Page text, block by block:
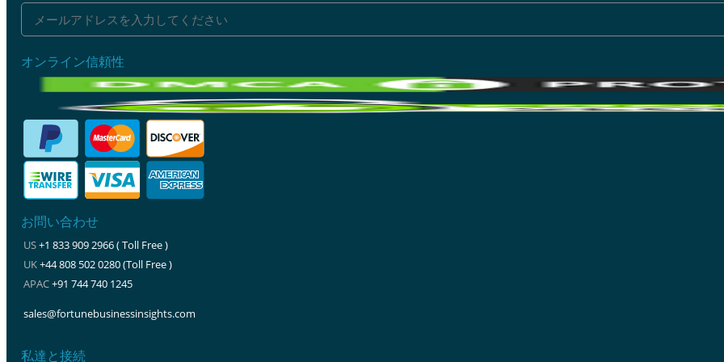
オンライン信頼性
お問い合わせ
US+1 833 909 2966 ( Toll Free )
UK+44 808 502 0280 (Toll Free )
APAC+91 744 740 1245
sales@fortunebusinessinsights.com
私達と接続